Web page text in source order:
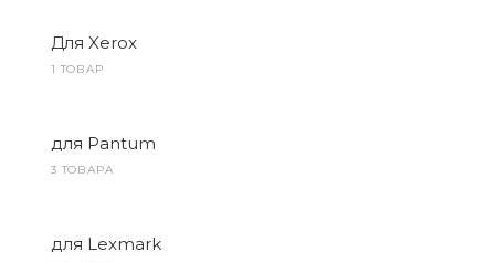
Для Xerox
1 ТОВАР
для Pantum
3 ТОВАРА
для Lexmark